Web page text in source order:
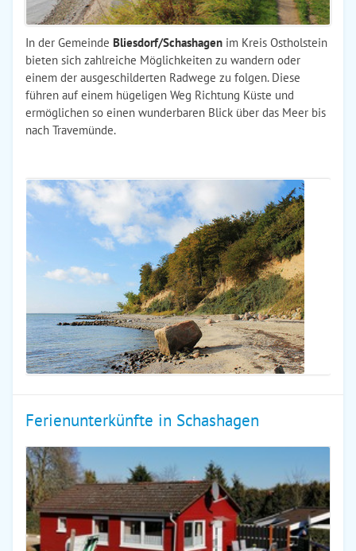
In der Gemeinde Bliesdorf/Schashagen im Kreis Ostholstein
bieten sich zahlreiche Möglichkeiten zu wandern oder
einem der ausgeschilderten Radwege zu folgen. Diese
führen auf einem hügeligen Weg Richtung Küste und
ermöglichen so einen wunderbaren Blick über das Meer bis
nach Travemünde.
Ferienunterkünfte in Schashagen